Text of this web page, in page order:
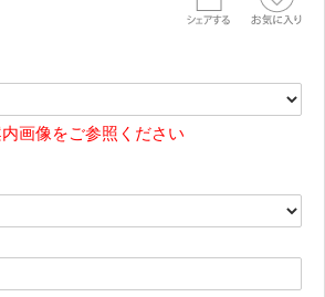
画像をご参照ください